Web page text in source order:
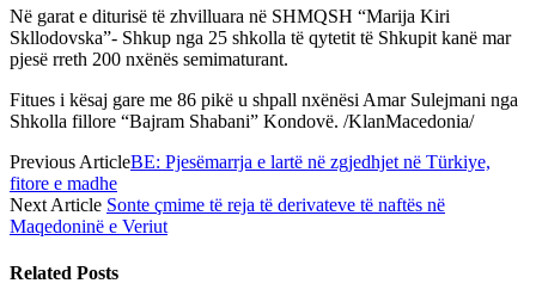
Në garat e diturisë të zhvilluara në SHMQSH “Marija Kiri
Skllodovska”- Shkup nga 25 shkolla të qytetit të Shkupit kanë mar
pjesë rreth 200 nxënës semimaturant.
Fitues i kësaj gare me 86 pikë u shpall nxënësi Amar Sulejmani nga
Shkolla fillore “Bajram Shabani” Kondovë. /KlanMacedonia/
Previous ArticleBE: Pjesëmarrja e lartë në zgjedhjet në Türkiye,
fitore e madhe
Next Article Sonte çmime të reja të derivateve të naftës në
Maqedoninë e Veriut
Related Posts